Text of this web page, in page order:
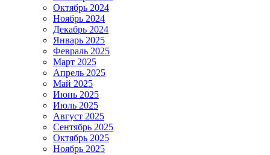
Октябрь 2024
Ноябрь 2024
Декабрь 2024
Январь 2025
Февраль 2025
Март 2025
Апрель 2025
Май 2025
Июнь 2025
Июль 2025
Август 2025
Сентябрь 2025
Октябрь 2025
Ноябрь 2025